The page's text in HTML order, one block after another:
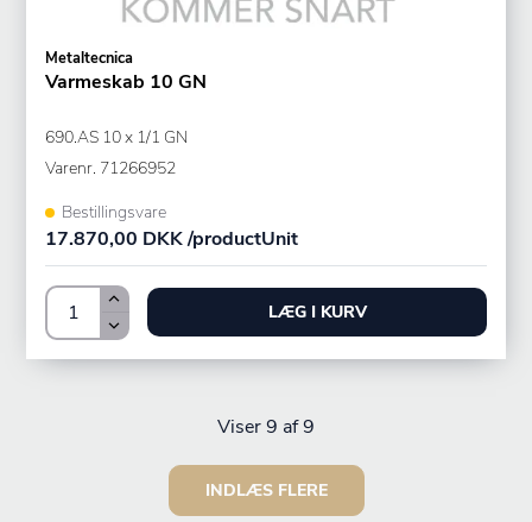
Metaltecnica
Varmeskab 10 GN
690.AS 10 x 1/1 GN
Varenr. 71266952
Bestillingsvare
17.870,00 DKK /productUnit
LÆG I KURV
Viser9 af 9
INDLÆS FLERE